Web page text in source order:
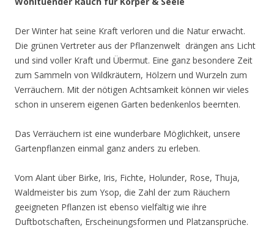
Der Winter hat seine Kraft verloren und die Natur erwacht.
Die grünen Vertreter aus der Pflanzenwelt drängen ans Licht
und sind voller Kraft und Übermut. Eine ganz besondere Zeit
zum Sammeln von Wildkräutern, Hölzern und Wurzeln zum
Verräuchern. Mit der nötigen Achtsamkeit können wir vieles
schon in unserem eigenen Garten bedenkenlos beernten.
Das Verräuchern ist eine wunderbare Möglichkeit, unsere
Gartenpflanzen einmal ganz anders zu erleben.
Vom Alant über Birke, Iris, Fichte, Holunder, Rose, Thuja,
Waldmeister bis zum Ysop, die Zahl der zum Räuchern
geeigneten Pflanzen ist ebenso vielfältig wie ihre
Duftbotschaften, Erscheinungsformen und Platzansprüche.